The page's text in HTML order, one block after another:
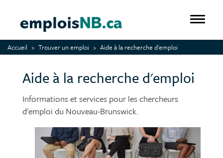
contenu
principal
Accueil Trouver un emploi Aide à la recherche d'emploi
Aide à la recherche d'emploi
Informations et services pour les chercheurs
d'emploi du Nouveau-Brunswick.